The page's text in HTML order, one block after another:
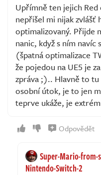
Upřímně ten jejich
nepřišel mi nijak zvlášť
optimalizovaný. Přijde
nanic, když s ním navíc
(špatná optimalizace
že pojedou na UE5 je
zpráva ;).. Hlavně to
osobní útok, je to jen
teprve ukáže, je
Odpovědět
Super-Mario-
Nintendo-Switch-2